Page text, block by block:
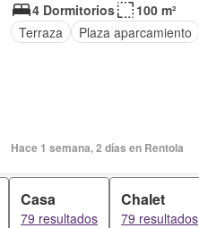
4 Dormitorios
100 m²
Terraza
Plaza aparcamiento
Hace 1 semana, 2 días en Rentola
Casa
79 resultados
Chalet
79 resultados